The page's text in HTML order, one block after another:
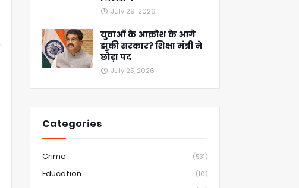
July 29, 2026
युवाओं के आक्रोश के आगे
झुकी सरकार? शिक्षा मंत्री ने
छोड़ा पद
July 25, 2026
Categories
Crime (531)
Education (10)